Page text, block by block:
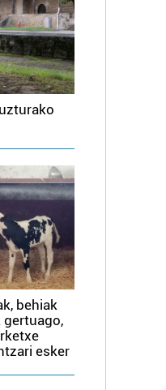
behiak
esker